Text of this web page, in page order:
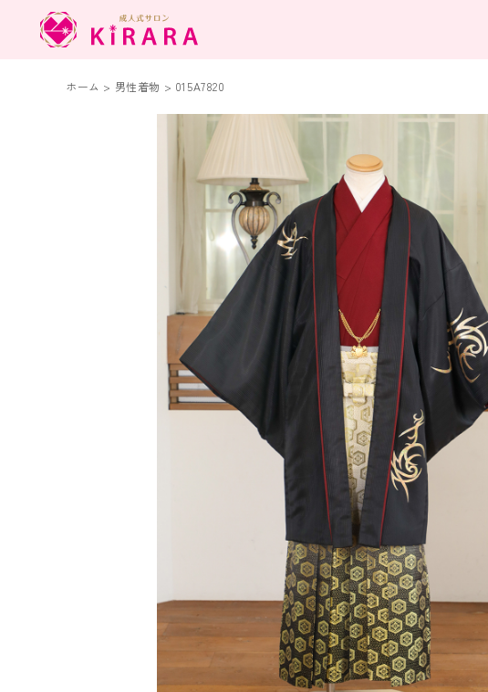
ホーム > 男性着物 > 015A7820